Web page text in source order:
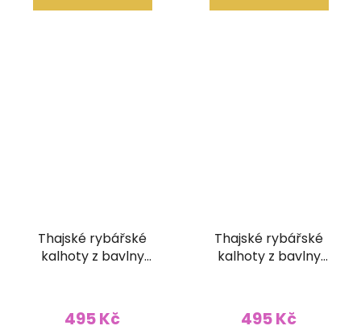
Thajské rybářské
kalhoty z bavlny
495 Kč
Thajské rybářské
kalhoty z bavlny
495 Kč